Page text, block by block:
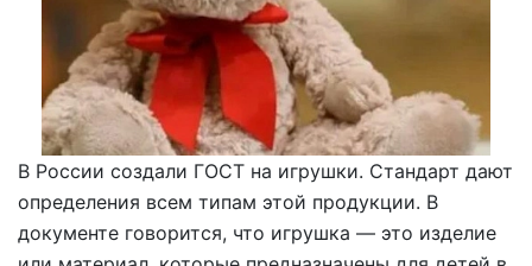
В России создали ГОСТ на игрушки. Стандарт дают
определения всем типам этой продукции. В
документе говорится, что игрушка — это изделие